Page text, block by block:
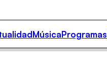
MúsicaProgramas